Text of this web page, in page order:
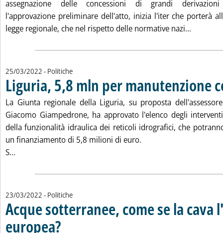
assegnazione delle concessioni di grandi
l'approvazione preliminare dell'atto, inizia l'iter che porterà
legge regionale, che nel rispetto delle normative nazi...
25/03/2022 - Politiche
Liguria, 5,8 mln per manutenzione
La Giunta regionale della Liguria, su proposta
Giacomo Giampedrone, ha approvato l'elenco degli
della funzionalità idraulica dei reticoli idrografici, che
un finanziamento di 5,8 milioni di euro.
S...
23/03/2022 - Politiche
Acque sotterranee, come se la cava
europea?. Sottotitolo: L'approfondimento dell'Agenzia europea
. Pubblicata mercoledì 23 marzo 2022 alle 16.42.